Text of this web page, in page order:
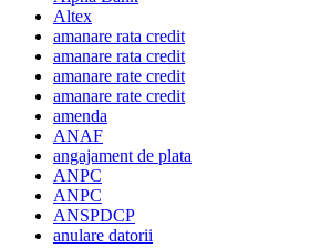
Altex
amanare rata credit
amanare rata credit
amanare rate credit
amanare rate credit
amenda
ANAF
angajament de plata
ANPC
ANPC
ANSPDCP
anulare datorii